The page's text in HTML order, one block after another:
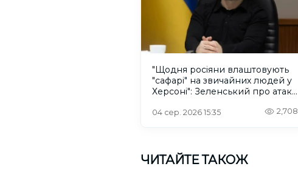
"Щодня росіяни влаштовують
"сафарі" на звичайних людей у
Херсоні": Зеленський про атаку
04 сер. 2026 15:35 2,708
ЧИТАЙТЕ ТАКОЖ